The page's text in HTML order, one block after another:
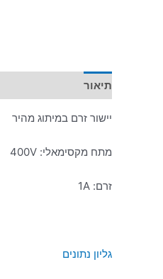
תיאור
יישור זרם במיתוג מהיר
מתח מקסימאלי: 400V
זרם: 1A
גליון נתונים